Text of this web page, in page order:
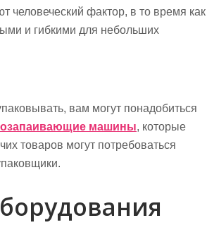
человеческий фактор, в то время как
и гибкими для небольших
вам могут понадобиться
машины, которые
товаров могут потребоваться